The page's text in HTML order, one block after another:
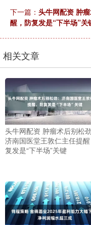
下一篇： 头牛网配资 肿
醒，防复发是“下半场”关
相关文章
头牛网配资 肿瘤术后别松劲
济南国医堂王敦仁主任提
复发是“下半场”关键